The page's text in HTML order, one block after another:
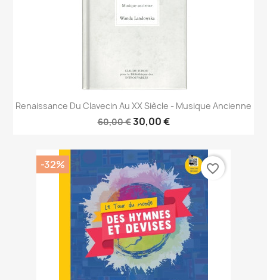
Renaissance Du Clavecin Au XX Siècle - Musique Ancienne
60,00 €30,00 €
-32% favorite_border